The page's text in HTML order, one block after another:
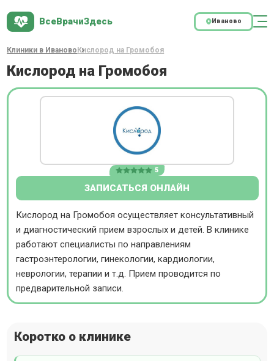
ВсеВрачиЗдесь Иваново
Клиники в Иваново Кислород на Громобоя
Кислород на Громобоя
5
ЗАПИСАТЬСЯ ОНЛАЙН
Кислород на Громобоя осуществляет консультативный
и диагностический прием взрослых и детей. В клинике
работают специалисты по направлениям
гастроэнтерологии, гинекологии, кардиологии,
неврологии, терапии и т.д. Прием проводится по
предварительной записи.
Коротко о клинике